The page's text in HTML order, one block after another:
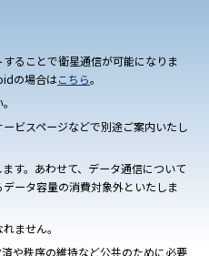
ることで衛星通信が可能になりま
の場合はこちら。
ビスページなどで別途ご案内いたし
す。あわせて、データ通信について
ータ容量の消費対象外といたしま
ません。
や秩序の維持など公共のために必要